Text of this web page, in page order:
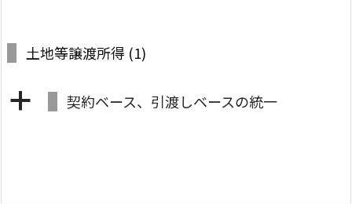
土地等譲渡所得 (1)
a 契約ベース、引渡しベースの統一